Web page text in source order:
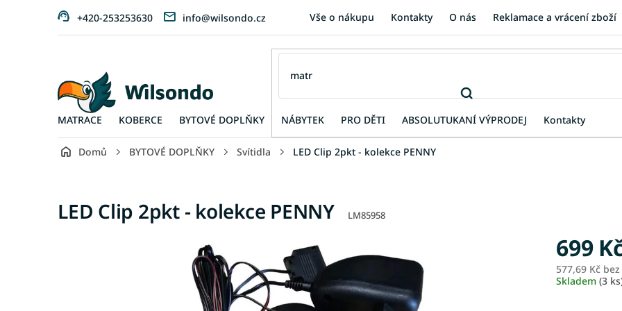
+420-253253630 info@wilsondo.cz Vše o nákupu Kontakty O nás Reklamace a vrácení zboží
MATRACE KOBERCE BYTOVÉ DOPLŇKY NÁBYTEK PRO DĚTI ABSOLUTUKANÍ VÝPRODEJ Kontakty
Domů BYTOVÉ DOPLŇKY Svítidla LED Clip 2pkt - kolekce PENNY
LED Clip 2pkt - kolekce PENNY LM85958
699
577,69 Kč bez
Skladem (3